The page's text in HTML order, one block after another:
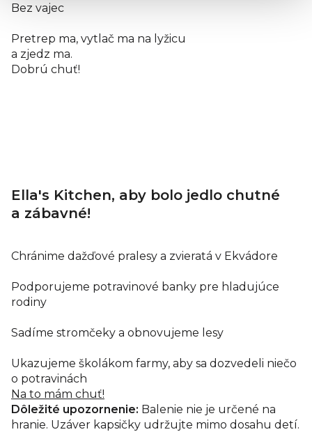
Bez vajec
Pretrep ma, vytlač ma na lyžicu
a zjedz ma.
Dobrú chuť!
Ella's Kitchen, aby bolo jedlo chutné
a zábavné!
Chránime dažďové pralesy a zvieratá v Ekvádore
Podporujeme potravinové banky pre hladujúce
rodiny
Sadíme stromčeky a obnovujeme lesy
Ukazujeme školákom farmy, aby sa dozvedeli niečo
o potravinách
Na to mám chuť!
Dôležité upozornenie: Balenie nie je určené na
hranie. Uzáver kapsičky udržujte mimo dosahu detí.